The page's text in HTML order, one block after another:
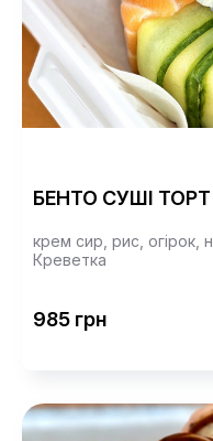
БЕНТО СУШІ
крем сир, рис, огірок,
Креветка
985 грн